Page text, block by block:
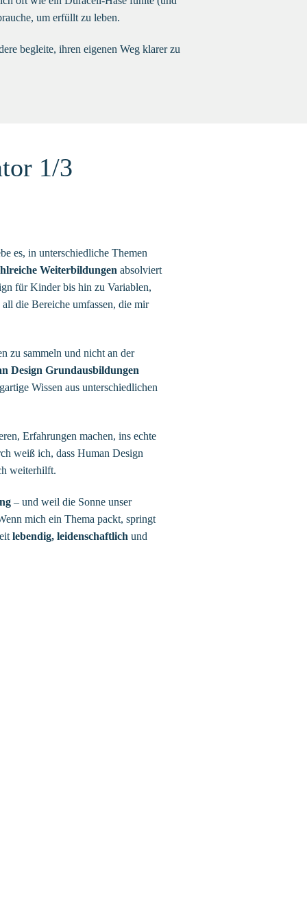
um erfüllt zu leben.
begleite, ihren eigenen Weg klarer zu
1/3
es, in unterschiedliche Themen
Weiterbildungen absolviert
für Kinder bis hin zu Variablen,
die Bereiche umfassen, die mir
zu sammeln und nicht an der
Design Grundausbildungen
Wissen aus unterschiedlichen
Erfahrungen machen, ins echte
weiß ich, dass Human Design
weiterhilft.
– und weil die Sonne unser
mich ein Thema packt, springt
lebendig, leidenschaftlich und